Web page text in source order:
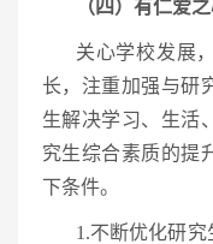
（四）有仁爱
关心学校发展
长，注重加强与研
生解决学习、生活
究生综合素质的提
下条件。
1.不断优化研